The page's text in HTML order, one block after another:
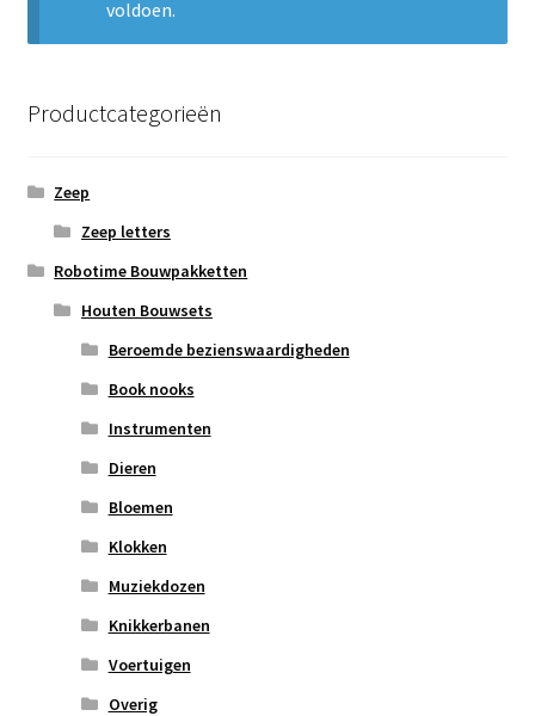
voldoen.
Productcategorieën
Zeep
Zeep letters
Robotime Bouwpakketten
Houten Bouwsets
Beroemde bezienswaardigheden
Book nooks
Instrumenten
Dieren
Bloemen
Klokken
Muziekdozen
Knikkerbanen
Voertuigen
Overig